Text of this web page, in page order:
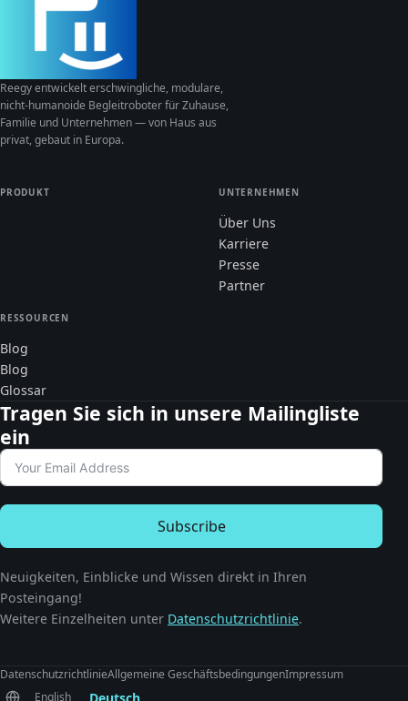
Reegy entwickelt erschwingliche, modulare,
nicht-humanoide Begleitroboter für Zuhause,
Familie und Unternehmen — von Haus aus
privat, gebaut in Europa.
PRODUKT UNTERNEHMEN
Über Uns
Karriere
Presse
Partner
RESSOURCEN
Blog
Blog
Glossar
Tragen Sie sich in unsere Mailingliste
ein
Subscribe
Neuigkeiten, Einblicke und Wissen direkt in Ihren
Posteingang!
Weitere Einzelheiten unter Datenschutzrichtlinie.
DatenschutzrichtlinieAllgemeine GeschäftsbedingungenImpressum
English
Deutsch